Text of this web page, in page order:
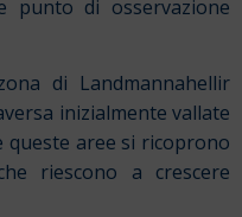
punto di osservazione
di Landmannahellir
inizialmente vallate
queste aree si ricoprono
riescono a crescere